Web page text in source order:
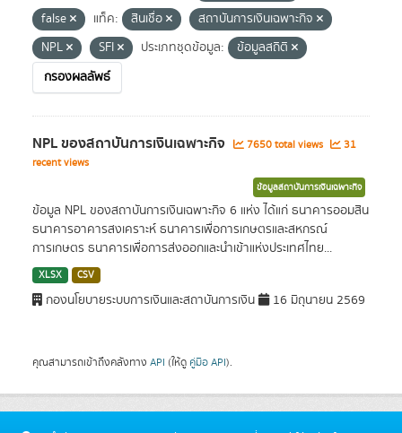
false
แท็ค: สินเชื่อ
สถาบันการเงินเฉพาะกิจ
NPL
SFI ประเภทชุดข้อมูล:
ข้อมูลสถิติ
กรองผลลัพธ์
NPL ของสถาบันการเงินเฉพาะกิจ 7650 total views
31
recent views
ข้อมูลสถาบันการเงินเฉพาะกิจ
ข้อมูล NPL ของสถาบันการเงินเฉพาะกิจ 6 แห่ง ได้แก่ ธนาคารออมสิน
ธนาคารอาคารสงเคราะห์ ธนาคารเพื่อการเกษตรและสหกรณ์
การเกษตร ธนาคารเพื่อการส่งออกและนำเข้าแห่งประเทศไทย...
XLSX CSV
กองนโยบายระบบการเงินและสถาบันการเงิน 16 มิถุนายน 2569
คุณสามารถเข้าถึงคลังทาง API (ให้ดู คู่มือ API).